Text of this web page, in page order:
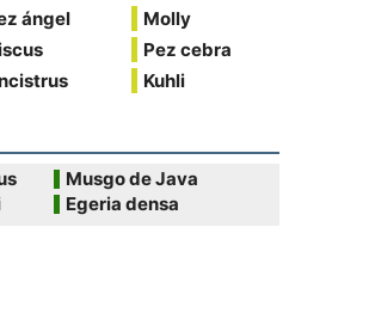
ángel
Molly
Pez cebra
Kuhli
Musgo de Java
Egeria densa